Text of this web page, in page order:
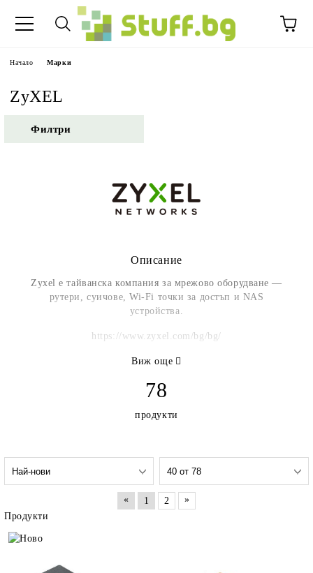
Начало Марки
ZyXEL
Филтри
Описание
Zyxel е тайванска компания за мрежово оборудване —
рутери, суичове, Wi-Fi точки за достъп и NAS
устройства.
https://www.zyxel.com/bg/bg/
Виж още
78
продукти
« 1 2
»
Продукти